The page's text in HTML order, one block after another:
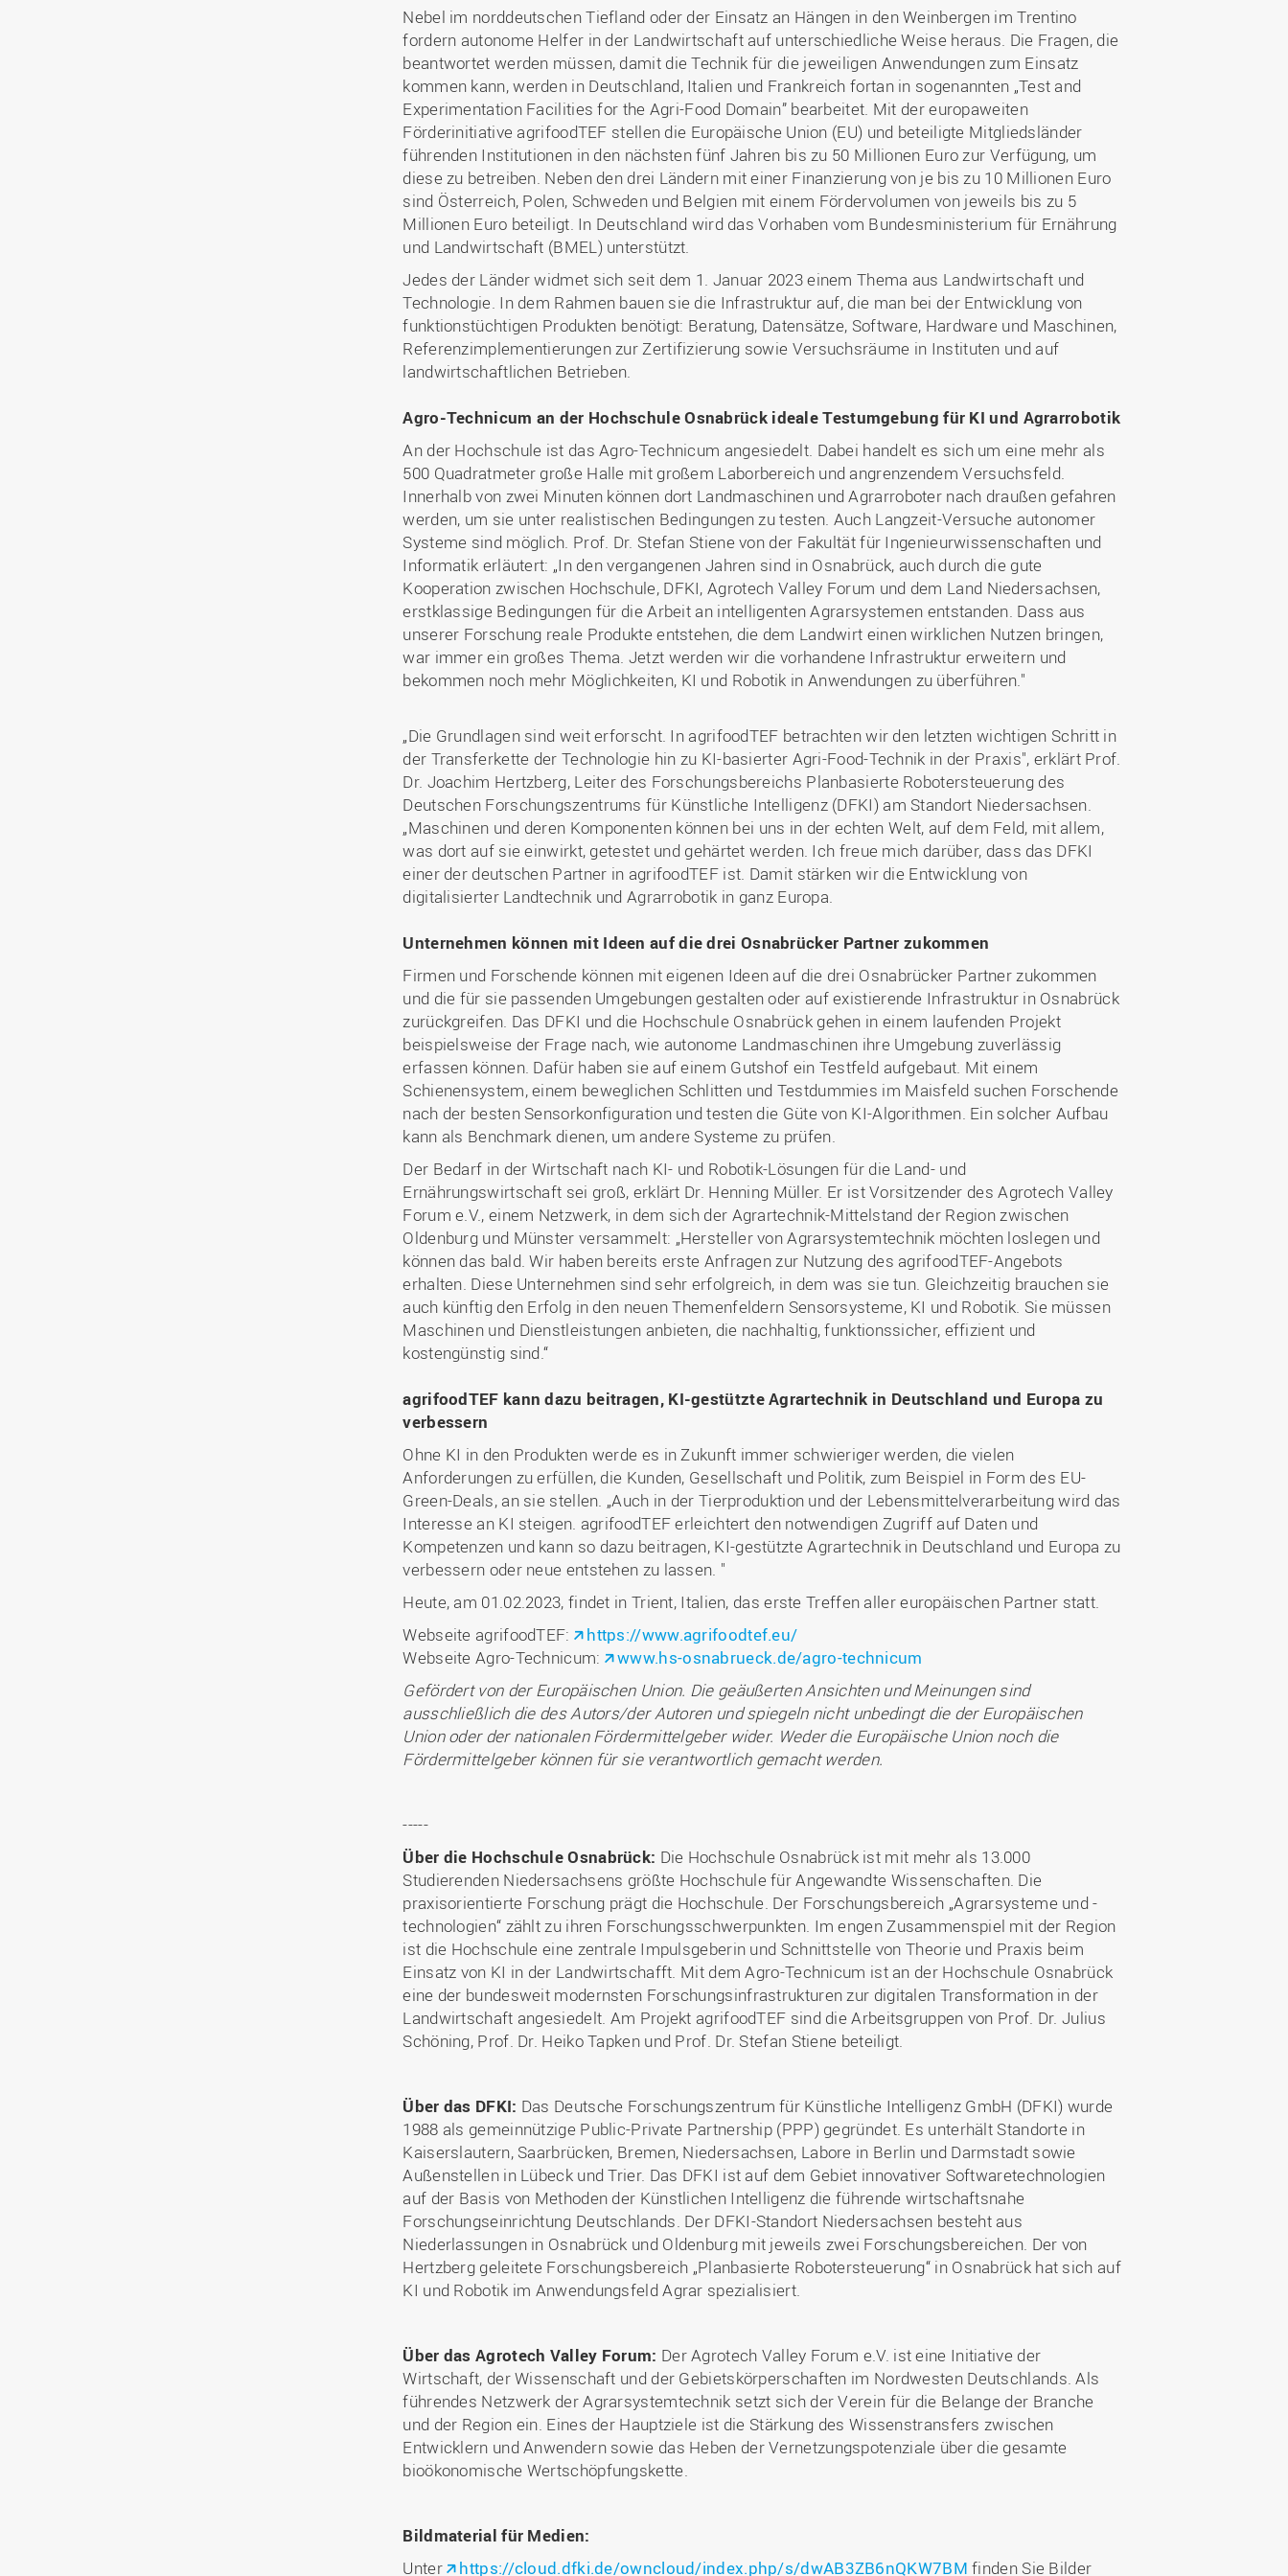
Nebel im norddeutschen Tiefland oder der Einsatz an Hängen in den Weinbergen im Trentino
fordern autonome Helfer in der Landwirtschaft auf unterschiedliche Weise heraus. Die Fragen, die
beantwortet werden müssen, damit die Technik für die jeweiligen Anwendungen zum Einsatz
kommen kann, werden in Deutschland, Italien und Frankreich fortan in sogenannten „Test and
Experimentation Facilities for the Agri-Food Domain” bearbeitet. Mit der europaweiten
Förderinitiative agrifoodTEF stellen die Europäische Union (EU) und beteiligte Mitgliedsländer
führenden Institutionen in den nächsten fünf Jahren bis zu 50 Millionen Euro zur Verfügung, um
diese zu betreiben. Neben den drei Ländern mit einer Finanzierung von je bis zu 10 Millionen Euro
sind Österreich, Polen, Schweden und Belgien mit einem Fördervolumen von jeweils bis zu 5
Millionen Euro beteiligt. In Deutschland wird das Vorhaben vom Bundesministerium für Ernährung
und Landwirtschaft (BMEL) unterstützt.
Jedes der Länder widmet sich seit dem 1. Januar 2023 einem Thema aus Landwirtschaft und
Technologie. In dem Rahmen bauen sie die Infrastruktur auf, die man bei der Entwicklung von
funktionstüchtigen Produkten benötigt: Beratung, Datensätze, Software, Hardware und Maschinen,
Referenzimplementierungen zur Zertifizierung sowie Versuchsräume in Instituten und auf
landwirtschaftlichen Betrieben.
Agro-Technicum an der Hochschule Osnabrück ideale Testumgebung für KI und Agrarrobotik
An der Hochschule ist das Agro-Technicum angesiedelt. Dabei handelt es sich um eine mehr als
500 Quadratmeter große Halle mit großem Laborbereich und angrenzendem Versuchsfeld.
Innerhalb von zwei Minuten können dort Landmaschinen und Agrarroboter nach draußen gefahren
werden, um sie unter realistischen Bedingungen zu testen. Auch Langzeit-Versuche autonomer
Systeme sind möglich. Prof. Dr. Stefan Stiene von der Fakultät für Ingenieurwissenschaften und
Informatik erläutert: „In den vergangenen Jahren sind in Osnabrück, auch durch die gute
Kooperation zwischen Hochschule, DFKI, Agrotech Valley Forum und dem Land Niedersachsen,
erstklassige Bedingungen für die Arbeit an intelligenten Agrarsystemen entstanden. Dass aus
unserer Forschung reale Produkte entstehen, die dem Landwirt einen wirklichen Nutzen bringen,
war immer ein großes Thema. Jetzt werden wir die vorhandene Infrastruktur erweitern und
bekommen noch mehr Möglichkeiten, KI und Robotik in Anwendungen zu überführen."
„Die Grundlagen sind weit erforscht. In agrifoodTEF betrachten wir den letzten wichtigen Schritt in
der Transferkette der Technologie hin zu KI-basierter Agri-Food-Technik in der Praxis", erklärt Prof.
Dr. Joachim Hertzberg, Leiter des Forschungsbereichs Planbasierte Robotersteuerung des
Deutschen Forschungszentrums für Künstliche Intelligenz (DFKI) am Standort Niedersachsen.
„Maschinen und deren Komponenten können bei uns in der echten Welt, auf dem Feld, mit allem,
was dort auf sie einwirkt, getestet und gehärtet werden. Ich freue mich darüber, dass das DFKI
einer der deutschen Partner in agrifoodTEF ist. Damit stärken wir die Entwicklung von
digitalisierter Landtechnik und Agrarrobotik in ganz Europa.
Unternehmen können mit Ideen auf die drei Osnabrücker Partner zukommen
Firmen und Forschende können mit eigenen Ideen auf die drei Osnabrücker Partner zukommen
und die für sie passenden Umgebungen gestalten oder auf existierende Infrastruktur in Osnabrück
zurückgreifen. Das DFKI und die Hochschule Osnabrück gehen in einem laufenden Projekt
beispielsweise der Frage nach, wie autonome Landmaschinen ihre Umgebung zuverlässig
erfassen können. Dafür haben sie auf einem Gutshof ein Testfeld aufgebaut. Mit einem
Schienensystem, einem beweglichen Schlitten und Testdummies im Maisfeld suchen Forschende
nach der besten Sensorkonfiguration und testen die Güte von KI-Algorithmen. Ein solcher Aufbau
kann als Benchmark dienen, um andere Systeme zu prüfen.
Der Bedarf in der Wirtschaft nach KI- und Robotik-Lösungen für die Land- und
Ernährungswirtschaft sei groß, erklärt Dr. Henning Müller. Er ist Vorsitzender des Agrotech Valley
Forum e.V., einem Netzwerk, in dem sich der Agrartechnik-Mittelstand der Region zwischen
Oldenburg und Münster versammelt: „Hersteller von Agrarsystemtechnik möchten loslegen und
können das bald. Wir haben bereits erste Anfragen zur Nutzung des agrifoodTEF-Angebots
erhalten. Diese Unternehmen sind sehr erfolgreich, in dem was sie tun. Gleichzeitig brauchen sie
auch künftig den Erfolg in den neuen Themenfeldern Sensorsysteme, KI und Robotik. Sie müssen
Maschinen und Dienstleistungen anbieten, die nachhaltig, funktionssicher, effizient und
kostengünstig sind.“
agrifoodTEF kann dazu beitragen, KI-gestützte Agrartechnik in Deutschland und Europa zu
verbessern
Ohne KI in den Produkten werde es in Zukunft immer schwieriger werden, die vielen
Anforderungen zu erfüllen, die Kunden, Gesellschaft und Politik, zum Beispiel in Form des EU-
Green-Deals, an sie stellen. „Auch in der Tierproduktion und der Lebensmittelverarbeitung wird das
Interesse an KI steigen. agrifoodTEF erleichtert den notwendigen Zugriff auf Daten und
Kompetenzen und kann so dazu beitragen, KI-gestützte Agrartechnik in Deutschland und Europa zu
verbessern oder neue entstehen zu lassen. "
Heute, am 01.02.2023, findet in Trient, Italien, das erste Treffen aller europäischen Partner statt.
Webseite agrifoodTEF:
https://www.agrifoodtef.eu/
Webseite Agro-Technicum:
www.hs-osnabrueck.de/agro-technicum
Gefördert von der Europäischen Union. Die geäußerten Ansichten und Meinungen sind
ausschließlich die des Autors/der Autoren und spiegeln nicht unbedingt die der Europäischen
Union oder der nationalen Fördermittelgeber wider. Weder die Europäische Union noch die
Fördermittelgeber können für sie verantwortlich gemacht werden.
-----
Über die Hochschule Osnabrück: Die Hochschule Osnabrück ist mit mehr als 13.000
Studierenden Niedersachsens größte Hochschule für Angewandte Wissenschaften. Die
praxisorientierte Forschung prägt die Hochschule. Der Forschungsbereich „Agrarsysteme und -
technologien“ zählt zu ihren Forschungsschwerpunkten. Im engen Zusammenspiel mit der Region
ist die Hochschule eine zentrale Impulsgeberin und Schnittstelle von Theorie und Praxis beim
Einsatz von KI in der Landwirtschafft. Mit dem Agro-Technicum ist an der Hochschule Osnabrück
eine der bundesweit modernsten Forschungsinfrastrukturen zur digitalen Transformation in der
Landwirtschaft angesiedelt. Am Projekt agrifoodTEF sind die Arbeitsgruppen von Prof. Dr. Julius
Schöning, Prof. Dr. Heiko Tapken und Prof. Dr. Stefan Stiene beteiligt.
Über das DFKI: Das Deutsche Forschungszentrum für Künstliche Intelligenz GmbH (DFKI) wurde
1988 als gemeinnützige Public-Private Partnership (PPP) gegründet. Es unterhält Standorte in
Kaiserslautern, Saarbrücken, Bremen, Niedersachsen, Labore in Berlin und Darmstadt sowie
Außenstellen in Lübeck und Trier. Das DFKI ist auf dem Gebiet innovativer Softwaretechnologien
auf der Basis von Methoden der Künstlichen Intelligenz die führende wirtschaftsnahe
Forschungseinrichtung Deutschlands. Der DFKI-Standort Niedersachsen besteht aus
Niederlassungen in Osnabrück und Oldenburg mit jeweils zwei Forschungsbereichen. Der von
Hertzberg geleitete Forschungsbereich „Planbasierte Robotersteuerung“ in Osnabrück hat sich auf
KI und Robotik im Anwendungsfeld Agrar spezialisiert.
Über das Agrotech Valley Forum: Der Agrotech Valley Forum e.V. ist eine Initiative der
Wirtschaft, der Wissenschaft und der Gebietskörperschaften im Nordwesten Deutschlands. Als
führendes Netzwerk der Agrarsystemtechnik setzt sich der Verein für die Belange der Branche
und der Region ein. Eines der Hauptziele ist die Stärkung des Wissenstransfers zwischen
Entwicklern und Anwendern sowie das Heben der Vernetzungspotenziale über die gesamte
bioökonomische Wertschöpfungskette.
Bildmaterial für Medien:
Unter
https://cloud.dfki.de/owncloud/index.php/s/dwAB3ZB6nQKW7BM finden Sie Bilder